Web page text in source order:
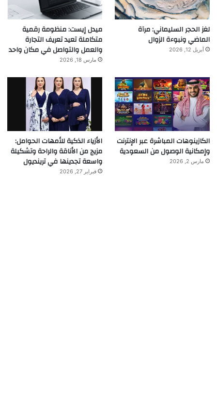
لغز الحجر السليماني: مرآة
الماضي ونبوءة الزوال
أبريل 12, 2026
ميدل إيست: منظومة رقمية
متكاملة تعيد تعريف التجارة
والعمل والتواصل في مكان واحد
مارس 18, 2026
الكازينوهات المباشرة عبر الإنترنت
وإمكانية الوصول من السعودية
مارس 2, 2026
الأزياء الذكية للأمهات الحوامل:
مزيج من الأناقة والراحة وتشكيلة
واسعة تجدينها في ترينديول
فبراير 27, 2026